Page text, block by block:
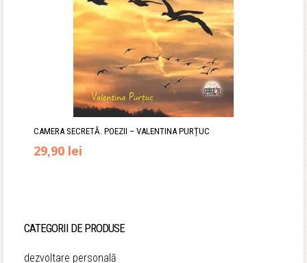
CAMERA SECRETĂ. POEZII – VALENTINA PURȚUC
Prețul
fost:
29,90 lei
29,90 lei.
CATEGORII DE PRODUSE
dezvoltare personală